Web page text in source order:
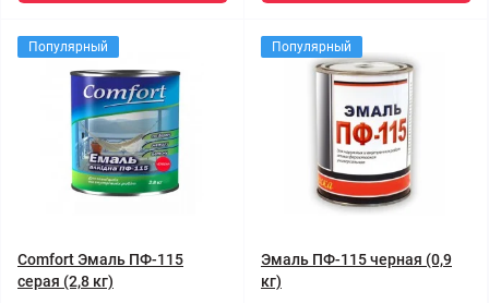
Популярный
Comfort Эмаль ПФ-115
серая (2,8 кг)
Популярный
Эмаль ПФ-115 черная (0,9
кг)